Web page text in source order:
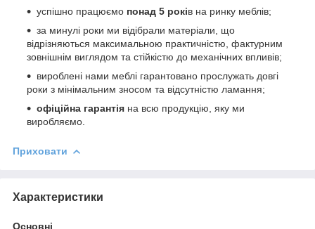
успішно працюємо понад 5 років на ринку меблів;
за минулі роки ми відібрали матеріали, що
відрізняються максимальною практичністю, фактурним
зовнішнім виглядом та стійкістю до механічних впливів;
вироблені нами меблі гарантовано прослужать довгі
роки з мінімальним зносом та відсутністю ламання;
офіційна гарантія на всю продукцію, яку ми
виробляємо.
Приховати
Характеристики
Основні